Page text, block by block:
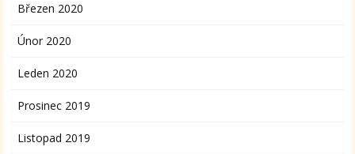
Březen 2020
Únor 2020
Leden 2020
Prosinec 2019
Listopad 2019